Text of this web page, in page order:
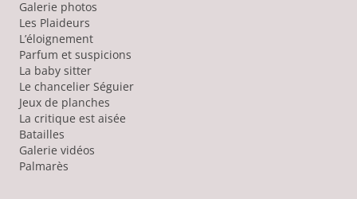
Galerie photos
Les Plaideurs
L’éloignement
Parfum et suspicions
La baby sitter
Le chancelier Séguier
Jeux de planches
La critique est aisée
Batailles
Galerie vidéos
Palmarès